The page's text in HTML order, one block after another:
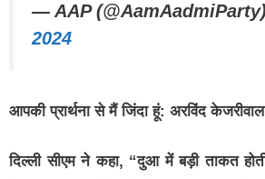
— AAP (@AamAadmiParty)
2024
आपकी प्रार्थना से मैं जिंदा हूं: अरविंद केजरीवाल
दिल्ली सीएम ने कहा, “दुआ में बड़ी ताकत